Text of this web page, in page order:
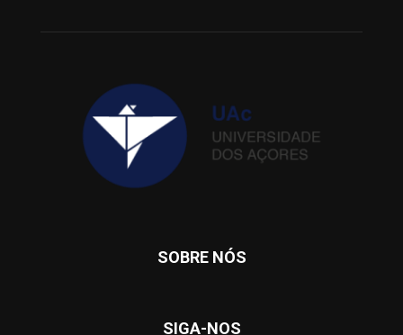
SOBRE NÓS
SIGA-NOS